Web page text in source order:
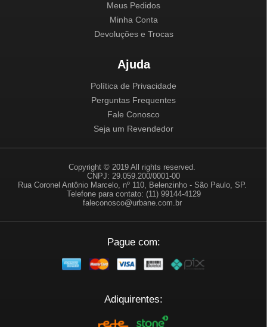
Meus Pedidos
Minha Conta
Devoluções e Trocas
Ajuda
Política de Privacidade
Perguntas Frequentes
Fale Conosco
Seja um Revendedor
Copyright © 2019 All rights reserved.
CNPJ: 29.059.200/0001-00
Rua Coronel Antônio Marcelo, nº 110, Belenzinho - São Paulo, SP.
Telefone para contato: (11) 99144-4129
faleconosco@urbane.com.br
Pague com:
Adiquirentes: